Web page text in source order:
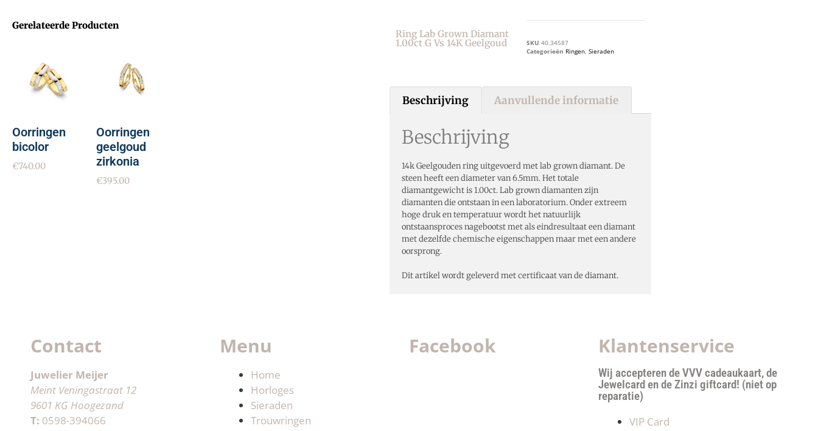
Gerelateerde Producten
Oorringen
bicolor
€740.00
Oorringen
geelgoud
zirkonia
€395.00
Ring Lab Grown Diamant
1.00ct G Vs 14K Geelgoud SKU 40.34587
Categorieën Ringen, Sieraden
Beschrijving Aanvullende informatie
Beschrijving
14k Geelgouden ring uitgevoerd met lab grown diamant. De
steen heeft een diameter van 6.5mm. Het totale
diamantgewicht is 1.00ct. Lab grown diamanten zijn
diamanten die ontstaan in een laboratorium. Onder extreem
hoge druk en temperatuur wordt het natuurlijk
ontstaansproces nagebootst met als eindresultaat een diamant
met dezelfde chemische eigenschappen maar met een andere
oorsprong.
Dit artikel wordt geleverd met certificaat van de diamant.
Contact
Juwelier Meijer
Meint Veningastraat 12
9601 KG Hoogezand
T: 0598-394066
Menu
Home
Horloges
Sieraden
Trouwringen
Facebook Klantenservice
Wij accepteren de VVV cadeaukaart, de
Jewelcard en de Zinzi giftcard! (niet op
reparatie)
VIP Card